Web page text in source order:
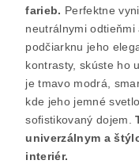
farieb. Perfektne
neutrálnymi
podčiarknu jeho
kontrasty, skúste ho
je tmavo modrá,
kde jeho jemné
sofistikovaný dojem.
univerzálnym a
interiér.